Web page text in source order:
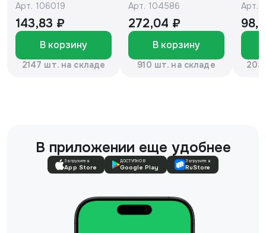
мл
Арт. 106019
143,83 ₽
В корзину
2147 шт. на складе
против
гиперпигментации
для осветления
кожи 75 г
Арт. 104586
272,04 ₽
В корзину
910 шт. на складе
Арт.
В приложении еще удобнее
Загрузите в
App Store
ДОСТУПНО В
Google Play
Загрузите в
RuStore